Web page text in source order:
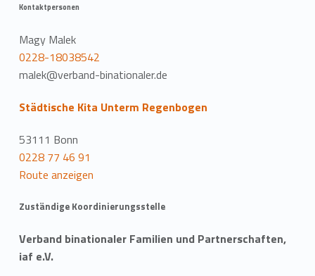
Kontaktpersonen
Magy Malek
0228-18038542
malek@verband-binationaler.de
Städtische Kita Unterm Regenbogen
53111 Bonn
0228 77 46 91
Route anzeigen
Zuständige Koordinierungsstelle
Verband binationaler Familien und Partnerschaften,
iaf e.V.